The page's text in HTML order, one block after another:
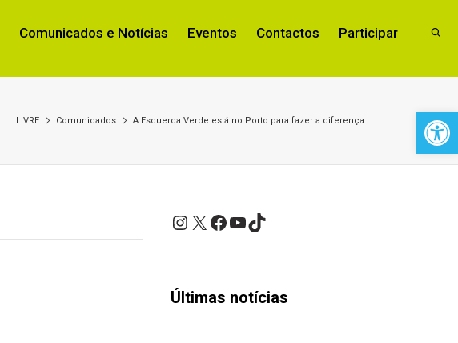
Comunicados e Notícias Eventos Contactos Participar
LIVRE Comunicados A Esquerda Verde está no Porto para fazer a diferença
Instagram
X Facebook
YouTube
TikTok
Últimas notícias